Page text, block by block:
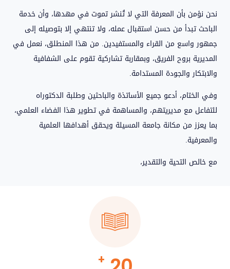
نحن نؤمن بأن المعرفة التي لا تُنشر تموت في مهدها، وأن خدمة
الباحث تبدأ من حسن استقبال عمله، ولا تنتهي إلا بتوصيله إلى
جمهور واسع من القراء والمستفيدين. من هذا المنطلق، نعمل في
المديرية بروح الفريق، وبمقاربة تشاركية تقوم على الشفافية
والابتكار والجودة المستدامة.
وفي الختام، أدعو جميع الأساتذة والباحثين وطلبة الدكتوراه
للتفاعل مع مديريتهم، والمساهمة في تطوير هذا الفضاء العلمي،
بما يعزز من مكانة جامعة المسيلة ويحقق أهدافها العلمية
والمعرفية.
مع خالص التحية والتقدير،
+